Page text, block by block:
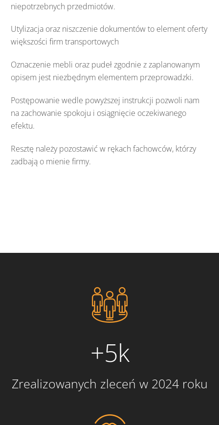
niepotrzebnych przedmiotów.
Utylizacja oraz niszczenie dokumentów to element oferty
większości firm transportowych
Oznaczenie mebli oraz pudeł zgodnie z zaplanowanym
opisem jest niezbędnym elementem przeprowadzki.
Postępowanie wedle powyższej instrukcji pozwoli nam
na zachowanie spokoju i osiągnięcie oczekiwanego
efektu.
Resztę należy pozostawić w rękach fachowców, którzy
zadbają o mienie firmy.
+5k
Zrealizowanych zleceń w 2024 roku